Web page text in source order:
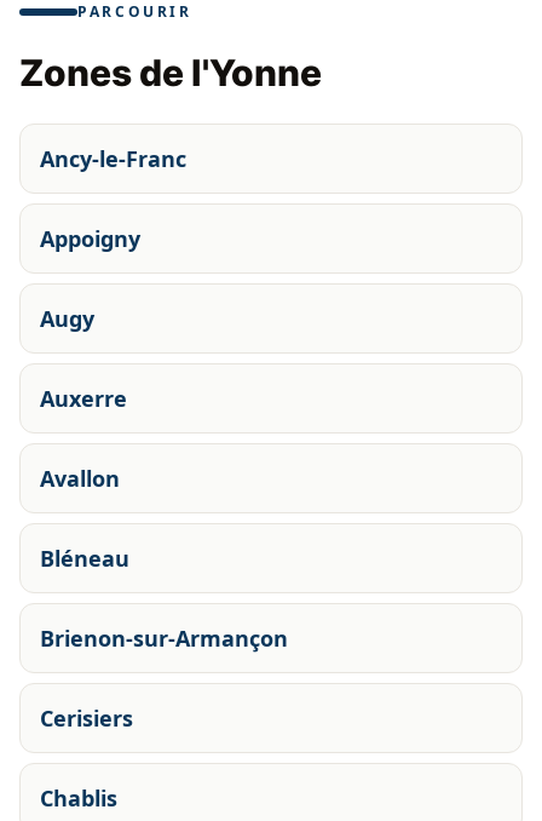
PARCOURIR
Zones de l'Yonne
Ancy-le-Franc
Appoigny
Augy
Auxerre
Avallon
Bléneau
Brienon-sur-Armançon
Cerisiers
Chablis